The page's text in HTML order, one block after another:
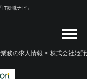
転職ナビ」
業務の求人情報 > 株式会社姫